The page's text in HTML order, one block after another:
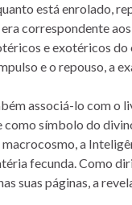
está enrolado,
correspondente
e exotéricos do
e o repouso, a
associá-lo com o
como símbolo do
a
fecunda. Como
suas páginas, a